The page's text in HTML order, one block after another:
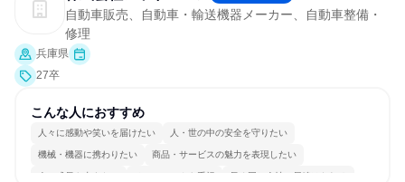
自動車販売、自動車・輸送機器メーカー、自動車整備・
修理
兵庫県
27卒
こんな人におすすめ
人々に感動や笑いを届けたい 人・世の中の安全を守りたい
機械・機器に携わりたい 商品・サービスの魅力を表現したい
人の成長を支えたい チームワークを重視 長く同じ会社に居続けられる